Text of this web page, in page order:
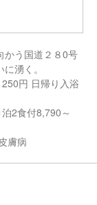
かう国道２８0号
湧く。
円 日帰り入浴
2食付8,790～
膚病